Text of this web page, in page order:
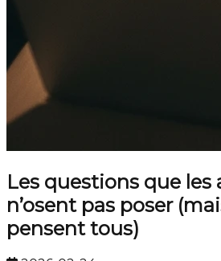
Les questions que les
n’osent pas poser
pensent tous)